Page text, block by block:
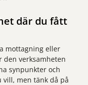
där du fått
mottagning eller
den verksamheten
synpunkter och
vill, men tänk då på